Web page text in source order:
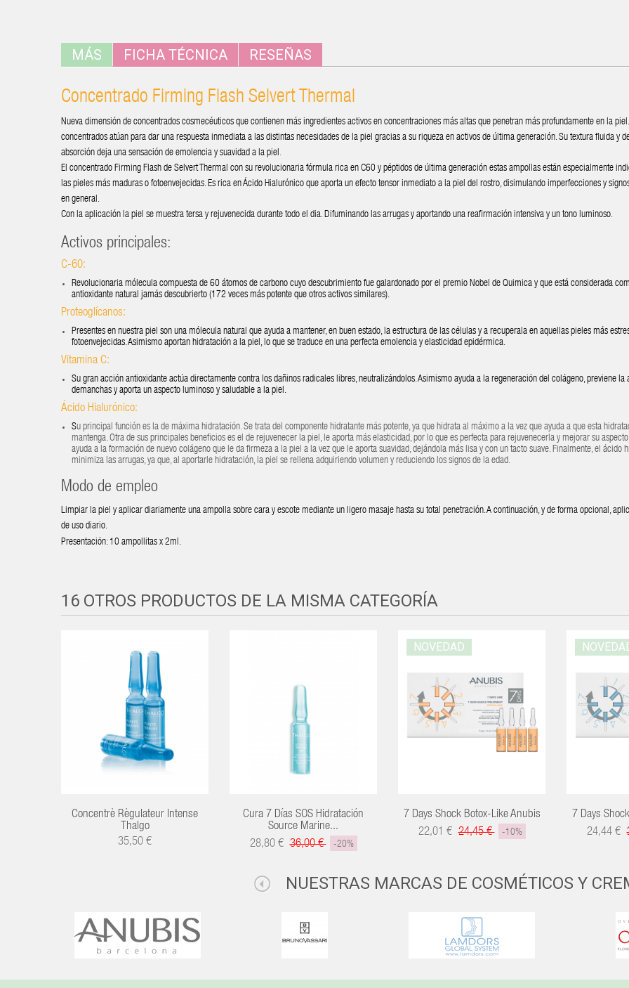
MÁS FICHA TÉCNICA RESEÑAS
Concentrado Firming Flash Selvert Thermal
Nueva dimensión de concentrados cosmecéuticos que contienen más ingredientes activos en concentraciones más altas que penetran más profundamente en la piel.
concentrados atúan para dar una respuesta inmediata a las distintas necesidades de la piel gracias a su riqueza en activos de última generación. Su textura fluida y
absorción deja una sensación de emolencia y suavidad a la piel.
El concentrado Firming Flash de Selvert Thermal con su revolucionaria fórmula rica en C60 y péptidos de última generación estas ampollas están especialmente
las pieles más maduras o fotoenvejecidas. Es rica en Ácido Hialurónico que aporta un efecto tensor inmediato a la piel del rostro, disimulando imperfecciones y
en general.
Con la aplicación la piel se muestra tersa y rejuvenecida durante todo el dia. Difuminando las arrugas y aportando una reafirmación intensiva y un tono luminoso.
Activos principales:
C-60:
Revolucionaria mólecula compuesta de 60 átomos de carbono cuyo descubrimiento fue galardonado por el premio Nobel de Quimica y que está considerada
antioxidante natural jamás descubrierto (172 veces más potente que otros activos similares).
Proteoglícanos:
Presentes en nuestra piel son una mólecula natural que ayuda a mantener, en buen estado, la estructura de las células y a recuperala en aquellas pieles más
fotoenvejecidas. Asimismo aportan hidratación a la piel, lo que se traduce en una perfecta emolencia y elasticidad epidérmica.
Vitamina C:
Su gran acción antioxidante actúa directamente contra los dañinos radicales libres, neutralizándolos. Asimismo ayuda a la regeneración del colágeno, previene la
demanchas y aporta un aspecto luminoso y saludable a la piel.
Ácido Hialurónico:
Su principal función es la de máxima hidratación. Se trata del componente hidratante más potente, ya que hidrata al máximo a la vez que ayuda a que esta
mantenga.Otra de sus principales beneficios es el de rejuvenecer la piel, le aporta más elasticidad, por lo que es perfecta para rejuvenecerla y mejorar su
ayuda a la formación de nuevo colágeno que le da firmeza a la piel a la vez que le aporta suavidad, dejándola más lisa y con un tacto suave. Finalmente, el ácido
minimiza las arrugas, ya que, al aportarle hidratación, la piel se rellena adquiriendo volumen y reduciendo los signos de la edad.
Modo de empleo
Limpiar la piel y aplicar diariamente una ampolla sobre cara y escote mediante un ligero masaje hasta su total penetración. A continuación, y de forma opcional,
de uso diario.
Presentación: 10 ampollitas x 2ml.
16 OTROS PRODUCTOS DE LA MISMA CATEGORÍA
Concentrè Règulateur Intense
Thalgo
35,50 €
Cura 7 Días SOS Hidratación
Source Marine...
28,80 € 36,00 € -20%
NOVEDAD
7 Days Shock Botox-Like Anubis
22,01 € 24,45 € -10%
7 Days
24,44 €
NUESTRAS MARCAS DE COSMÉTICOS Y